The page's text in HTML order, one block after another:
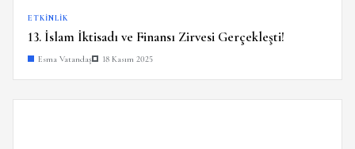
ETKINLIK
13. İslam İktisadı ve Finansı Zirvesi Gerçekleşti!
Esma Vatandaş 18 Kasım 2025